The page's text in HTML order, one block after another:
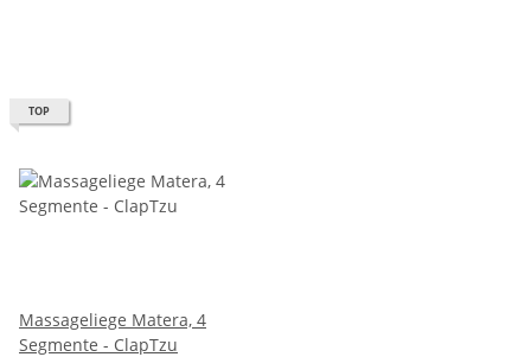
TOP
Massageliege Matera, 4
Segmente - ClapTzu